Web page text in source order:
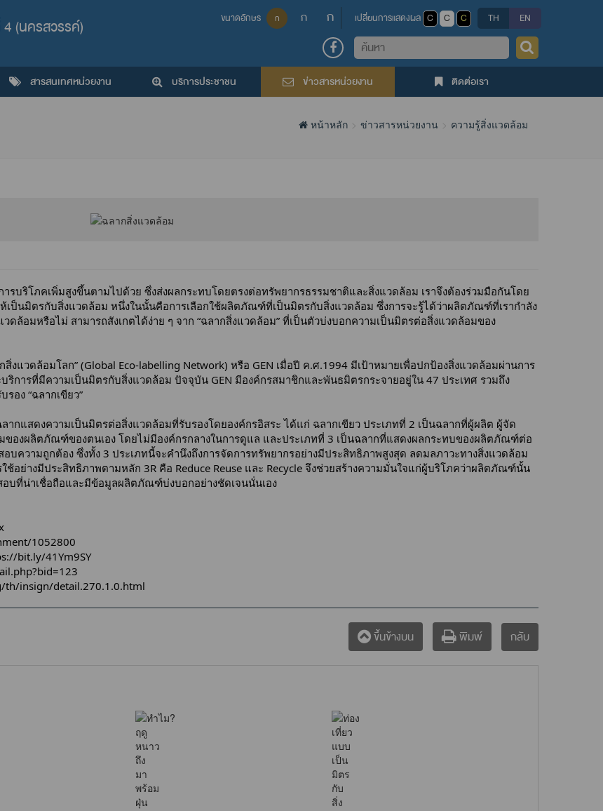
(นครสวรรค์) ขนาดอักษร ก ก ก เปลี่ยนการแสดงผล C C C TH EN
ค้นหา
สารสนเทศหน่วยงาน บริการประชาชน ข่าวสารหน่วยงาน ติดต่อเรา
หน้าหลัก ข่าวสารหน่วยงาน ความรู้สิ่งแวดล้อม
รบริโภคเพิ่มสูงขึ้นตามไปด้วย ซึ่งส่งผลกระทบโดยตรงต่อทรัพยากรธรรมชาติและสิ่งแวดล้อม เราจึงต้องร่วมมือกันโดย
เป็นมิตรกับสิ่งแวดล้อม หนึ่งในนั้นคือการเลือกใช้ผลิตภัณฑ์ที่เป็นมิตรกับสิ่งแวดล้อม ซึ่งการจะรู้ได้ว่าผลิตภัณฑ์ที่เรากำลัง
ล้อมหรือไม่ สามารถสังเกตได้ง่าย ๆ จาก “ฉลากสิ่งแวดล้อม” ที่เป็นตัวบ่งบอกความเป็นมิตรต่อสิ่งแวดล้อมของ
งแวดล้อมโลก” (Global Eco-labelling Network) หรือ GEN เมื่อปี ค.ศ.1994 มีเป้าหมายเพื่อปกป้องสิ่งแวดล้อมผ่านการ
การที่มีความเป็นมิตรกับสิ่งแวดล้อม ปัจจุบัน GEN มีองค์กรสมาชิกและพันธมิตรกระจายอยู่ใน 47 ประเทศ รวมถึง
อง “ฉลากเขียว”
ากแสดงความเป็นมิตรต่อสิ่งแวดล้อมที่รับรองโดยองค์กรอิสระ ได้แก่ ฉลากเขียว ประเภทที่ 2 เป็นฉลากที่ผู้ผลิต ผู้จัด
องผลิตภัณฑ์ของตนเอง โดยไม่มีองค์กรกลางในการดูแล และประเภทที่ 3 เป็นฉลากที่แสดงผลกระทบของผลิตภัณฑ์ต่อ
บความถูกต้อง ซึ่งทั้ง 3 ประเภทนี้จะคำนึงถึงการจัดการทรัพยากรอย่างมีประสิทธิภาพสูงสุด ลดมลภาวะทางสิ่งแวดล้อม
ช้อย่างมีประสิทธิภาพตามหลัก 3R คือ Reduce Reuse และ Recycle จึงช่วยสร้างความมั่นใจแก่ผู้บริโภคว่าผลิตภัณฑ์นั้น
บที่น่าเชื่อถือและมีข้อมูลผลิตภัณฑ์บ่งบอกอย่างชัดเจนนั่นเอง
1052800
bit.ly/41Ym9SY
insign/detail.270.1.0.html
ขึ้นข้างบน พิมพ์ กลับ